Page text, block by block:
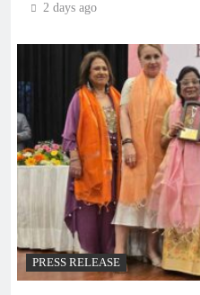
2 days ago
PRESS RELEASE